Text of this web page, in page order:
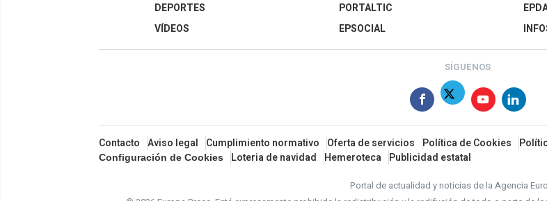
DEPORTES
VÍDEOS
PORTALTIC
EPSOCIAL
SÍGUENOS
Contacto Aviso legal Cumplimiento normativo Oferta de servicios Política de Cookies
Configuración de Cookies Loteria de navidad Hemeroteca Publicidad estatal
Portal de actualidad y noticias de la Agencia